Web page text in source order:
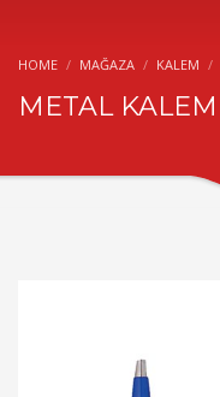
HOME MAĞAZA KALEM
METAL KALEM